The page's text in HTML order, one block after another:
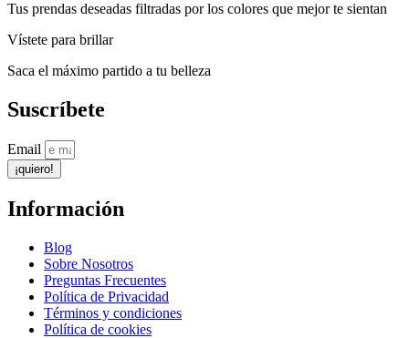
Tus prendas deseadas filtradas por los colores que mejor te sientan
Vístete para brillar
Saca el máximo partido a tu belleza
Suscríbete
Email
¡quiero!
Información
Blog
Sobre Nosotros
Preguntas Frecuentes
Política de Privacidad
Términos y condiciones
Política de cookies